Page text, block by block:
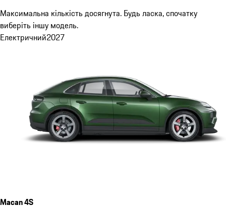
Максимальна кількість досягнута. Будь ласка, спочатку
виберіть іншу модель.
Електричний2027
Macan 4S